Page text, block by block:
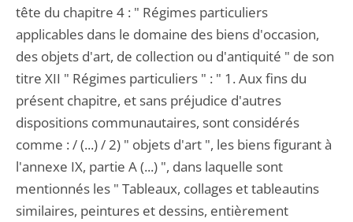
tête du chapitre 4 : " Régimes particuliers
applicables dans le domaine des biens d'occasion,
des objets d'art, de collection ou d'antiquité " de son
titre XII " Régimes particuliers " : " 1. Aux fins du
présent chapitre, et sans préjudice d'autres
dispositions communautaires, sont considérés
comme : / (...) / 2) " objets d'art ", les biens figurant à
l'annexe IX, partie A (...) ", dans laquelle sont
mentionnés les " Tableaux, collages et tableautins
similaires, peintures et dessins, entièrement